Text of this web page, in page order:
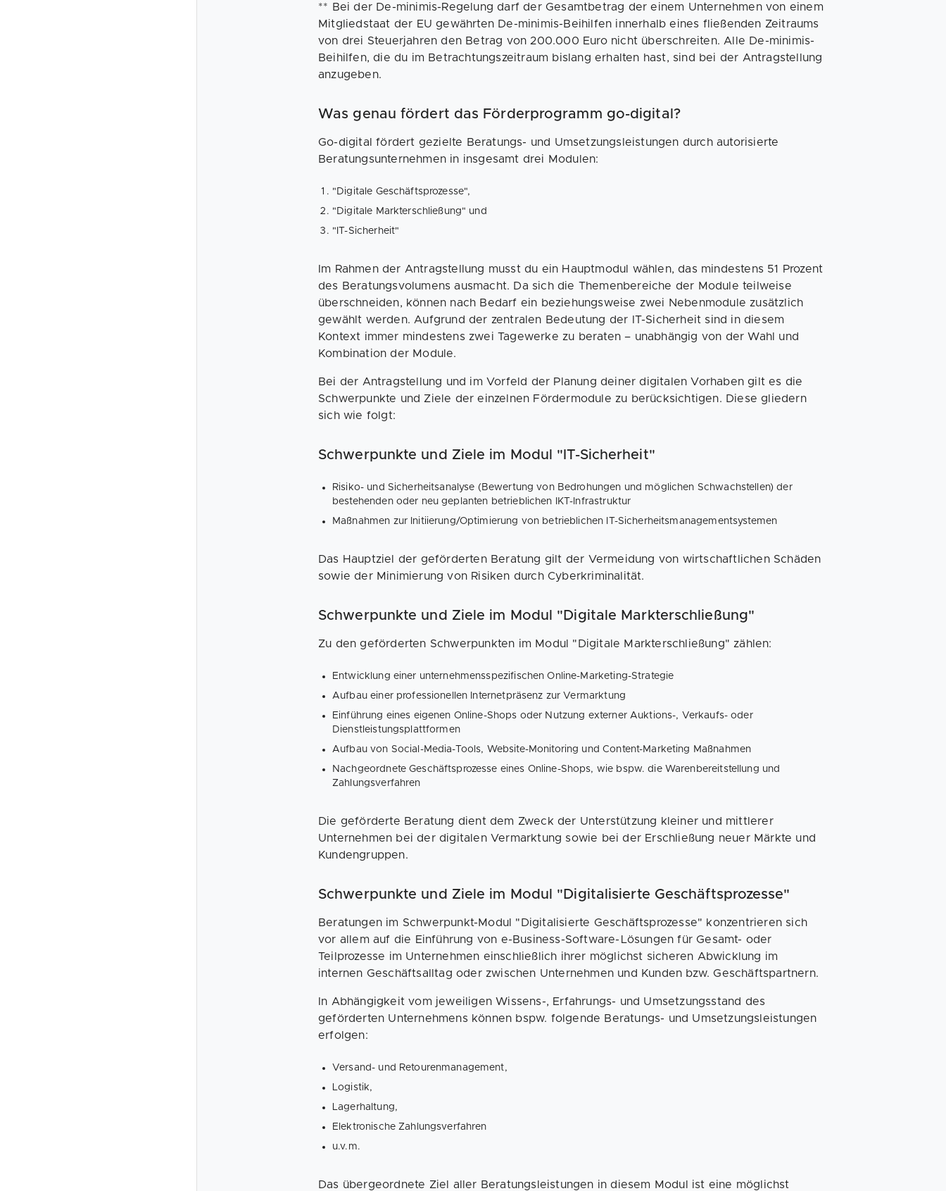
** Bei der De-minimis-Regelung darf der Gesamtbetrag der einem Unternehmen von einem
Mitgliedstaat der EU gewährten De-minimis-Beihilfen innerhalb eines fließenden Zeitraums
von drei Steuerjahren den Betrag von 200.000 Euro nicht überschreiten. Alle De-minimis-
Beihilfen, die du im Betrachtungszeitraum bislang erhalten hast, sind bei der Antragstellung
anzugeben.
Was genau fördert das Förderprogramm go-digital?
Go-digital fördert gezielte Beratungs- und Umsetzungsleistungen durch autorisierte
Beratungsunternehmen in insgesamt drei Modulen:
"Digitale Geschäftsprozesse",
"Digitale Markterschließung" und
"IT-Sicherheit"
Im Rahmen der Antragstellung musst du ein Hauptmodul wählen, das mindestens 51 Prozent
des Beratungsvolumens ausmacht. Da sich die Themenbereiche der Module teilweise
überschneiden, können nach Bedarf ein beziehungsweise zwei Nebenmodule zusätzlich
gewählt werden. Aufgrund der zentralen Bedeutung der IT-Sicherheit sind in diesem
Kontext immer mindestens zwei Tagewerke zu beraten – unabhängig von der Wahl und
Kombination der Module.
Bei der Antragstellung und im Vorfeld der Planung deiner digitalen Vorhaben gilt es die
Schwerpunkte und Ziele der einzelnen Fördermodule zu berücksichtigen. Diese gliedern
sich wie folgt:
Schwerpunkte und Ziele im Modul "IT-Sicherheit"
Risiko- und Sicherheitsanalyse (Bewertung von Bedrohungen und möglichen Schwachstellen) der
bestehenden oder neu geplanten betrieblichen IKT-Infrastruktur
Maßnahmen zur Initiierung/Optimierung von betrieblichen IT-Sicherheitsmanagementsystemen
Das Hauptziel der geförderten Beratung gilt der Vermeidung von wirtschaftlichen Schäden
sowie der Minimierung von Risiken durch Cyberkriminalität.
Schwerpunkte und Ziele im Modul "Digitale Markterschließung"
Zu den geförderten Schwerpunkten im Modul "Digitale Markterschließung" zählen:
Entwicklung einer unternehmensspezifischen Online-Marketing-Strategie
Aufbau einer professionellen Internetpräsenz zur Vermarktung
Einführung eines eigenen Online-Shops oder Nutzung externer Auktions-, Verkaufs- oder
Dienstleistungsplattformen
Aufbau von Social-Media-Tools, Website-Monitoring und Content-Marketing Maßnahmen
Nachgeordnete Geschäftsprozesse eines Online-Shops, wie bspw. die Warenbereitstellung und
Zahlungsverfahren
Die geförderte Beratung dient dem Zweck der Unterstützung kleiner und mittlerer
Unternehmen bei der digitalen Vermarktung sowie bei der Erschließung neuer Märkte und
Kundengruppen.
Schwerpunkte und Ziele im Modul "Digitalisierte Geschäftsprozesse"
Beratungen im Schwerpunkt-Modul "Digitalisierte Geschäftsprozesse" konzentrieren sich
vor allem auf die Einführung von e-Business-Software-Lösungen für Gesamt- oder
Teilprozesse im Unternehmen einschließlich ihrer möglichst sicheren Abwicklung im
internen Geschäftsalltag oder zwischen Unternehmen und Kunden bzw. Geschäftspartnern.
In Abhängigkeit vom jeweiligen Wissens-, Erfahrungs- und Umsetzungsstand des
geförderten Unternehmens können bspw. folgende Beratungs- und Umsetzungsleistungen
erfolgen:
Versand- und Retourenmanagement,
Logistik,
Lagerhaltung,
Elektronische Zahlungsverfahren
u.v.m.
Das übergeordnete Ziel aller Beratungsleistungen in diesem Modul ist eine möglichst